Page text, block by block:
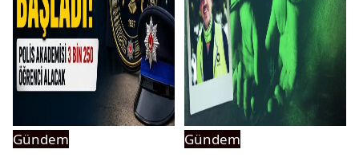
Gündem
Gündem